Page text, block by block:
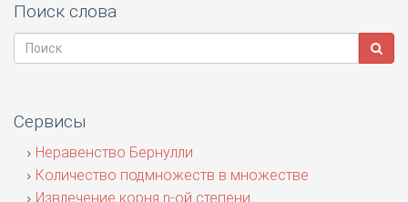
Поиск слова
Сервисы
Неравенство Бернулли
Количество подмножеств в множестве
Извлечение корня n-ой степени